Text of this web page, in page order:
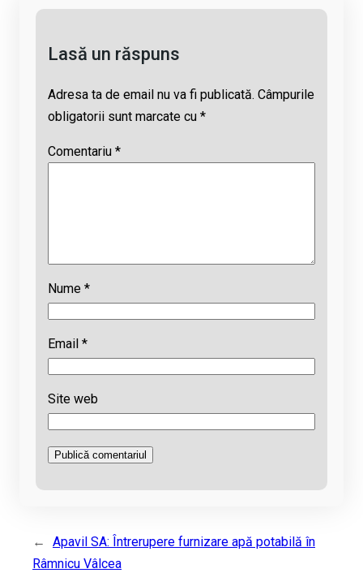
Lasă un răspuns
Adresa ta de email nu va fi publicată. Câmpurile
obligatorii sunt marcate cu *
Comentariu *
Nume *
Email *
Site web
←
Apavil SA: Întrerupere furnizare apă potabilă în
Râmnicu Vâlcea